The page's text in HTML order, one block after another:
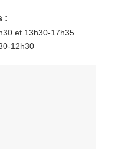
:
et 13h30-17h35
12h30